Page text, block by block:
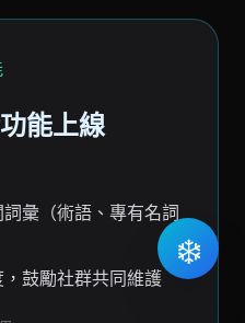
能上線
彙（術語、專有名詞
鼓勵社群共同維護
❄️